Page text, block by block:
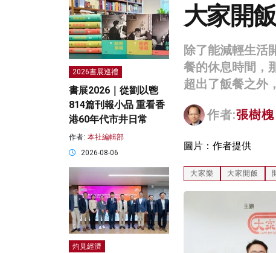
大家開飯
除了能減輕生活
餐的休息時間，
超出了飯餐之外
作者:張樹槐
圖片：作者提供
大家樂 大家開飯
2026書展巡禮
書展2026｜從劉以鬯
814篇刊報小品 重看香
港60年代市井日常
作者: 本社編輯部
2026-08-06
灼見經濟